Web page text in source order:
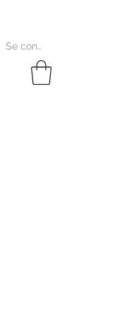
Se connecter